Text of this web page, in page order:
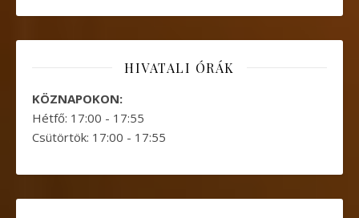
HIVATALI ÓRÁK
KÖZNAPOKON:
Hétfő: 17:00 - 17:55
Csütörtök: 17:00 - 17:55